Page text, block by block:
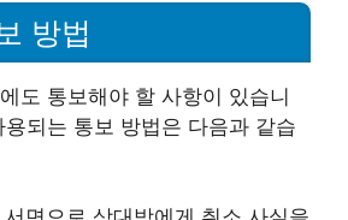
방법
도 통보해야 할 사항이 있습니
되는 통보 방법은 다음과 같습